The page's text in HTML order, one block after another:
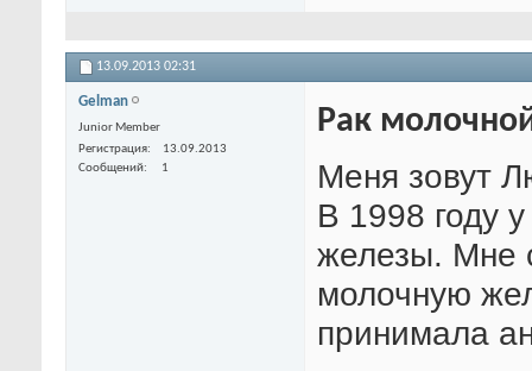
13.09.2013 02:31
Gelman
Junior Member
Регистрация
13.09.2013
Сообщений
1
Рак
Меня зовут
В 1998 году
железы. Мне
молочную
принимала